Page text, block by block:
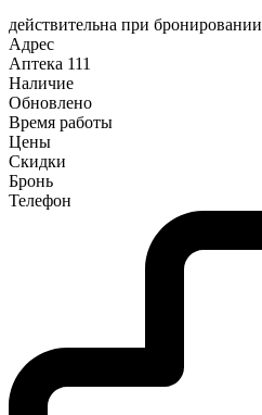
действительна при бронировании
Адрес
Аптека 111
Наличие
Обновлено
Время работы
Цены
Скидки
Бронь
Телефон